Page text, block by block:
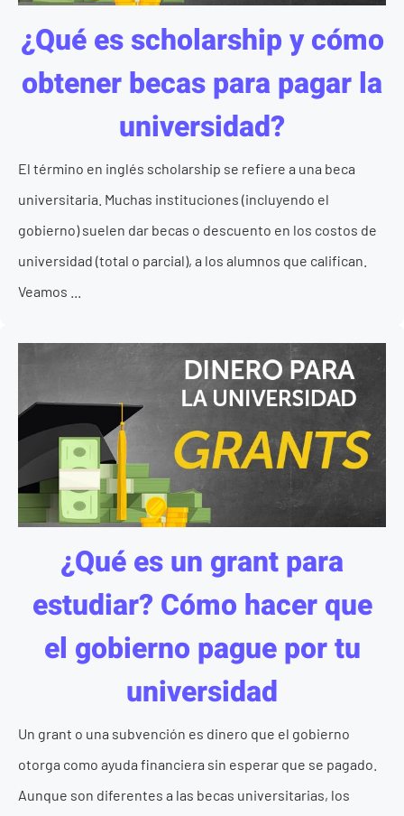
¿Qué es scholarship y cómo
obtener becas para pagar la
universidad?
El término en inglés scholarship se refiere a una beca
universitaria. Muchas instituciones (incluyendo el
gobierno) suelen dar becas o descuento en los costos de
universidad (total o parcial), a los alumnos que califican.
Veamos ...
¿Qué es un grant para
estudiar? Cómo hacer que
el gobierno pague por tu
universidad
Un grant o una subvención es dinero que el gobierno
otorga como ayuda financiera sin esperar que se pagado.
Aunque son diferentes a las becas universitarias, los